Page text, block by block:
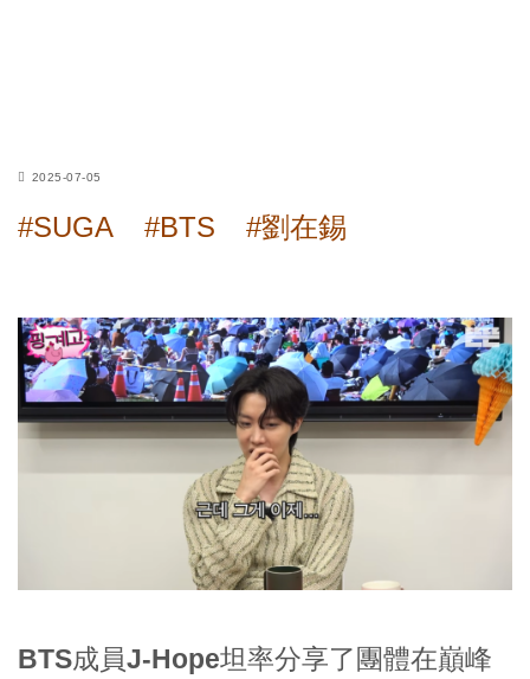
2025-07-05
#SUGA #BTS #劉在錫
BTS成員J-Hope坦率分享了團體在巔峰